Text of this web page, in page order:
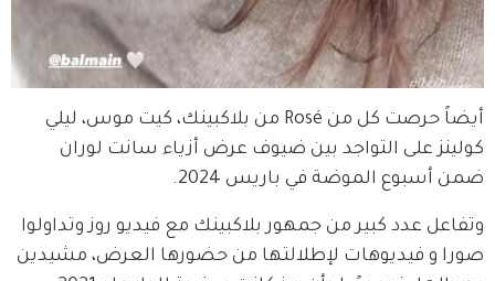
أيضاً حرصت كل من Rosé من بلاكبينك، كيت موس، ليلي
كولينز على التواجد بين ضيوف عرض أزياء سانت لوران
ضمن أسبوع الموضة في باريس 2024.
وتفاعل عدد كبير من جمهور بلاكبينك مع فيديو روز وتداولوا
صورا و فيديوهات لإطلالتها من حضورها العرض، مشيدين